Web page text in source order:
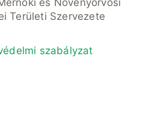
és Növényorvosi
Területi Szervezete
szabályzat